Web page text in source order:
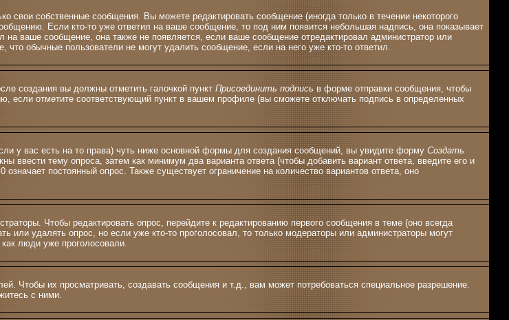
собственные сообщения. Вы можете редактировать сообщение (иногда только в течении некоторого
Если кто-то уже ответил на ваше сообщение, то под ним появится небольшая надпись, она показывает
ваше сообщение, она также не появляется, если ваше сообщение отредактировал администратор или
обычные пользователи не могут удалить сообщение, если на него уже кто-то ответил.
создания вы должны отметить галочкой пункт Присоединить подпись в форме отправки сообщения, чтобы
если отметите соответствующий пункт в вашем профиле (вы сможете отключать подпись в определенных
у вас есть на то права) чуть ниже основной формы для создания сообщений, вы увидите форму Создать
тему опроса, затем как минимум два варианта ответа (чтобы добавить вариант ответа, введите его и
постоянный опрос. Также существует ограничение на количество вариантов ответа, оно
Чтобы редактировать опрос, перейдите к редактированию первого сообщения в теме (оно всегда
или удалять опрос, но если уже кто-то проголосовал, то только модераторы или администраторы могут
люди уже проголосовали.
Чтобы их просматривать, создавать сообщения и т.д., вам может потребоваться специальное разрешение.
с ними.